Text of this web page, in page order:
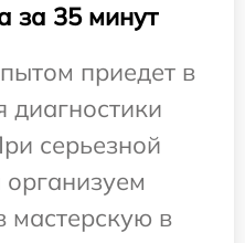
за 35 минут
приедет в
диагностики
серьезной
мастерскую в